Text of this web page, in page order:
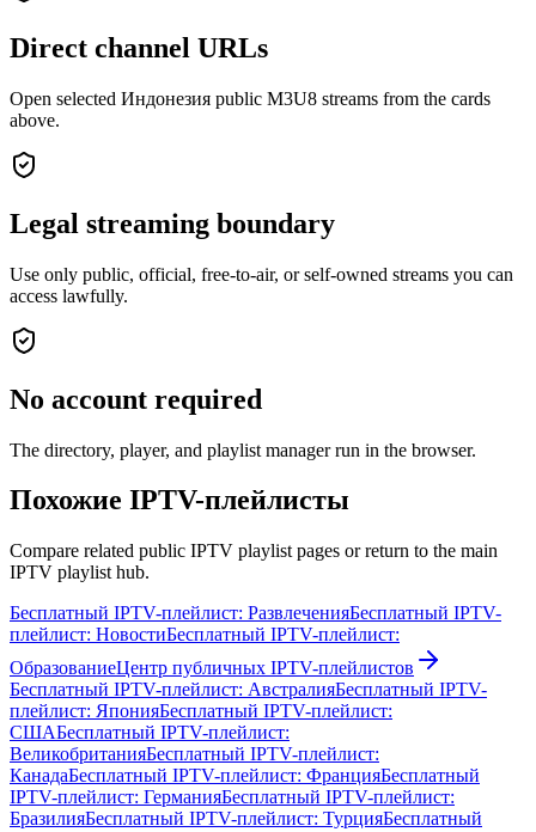
Direct channel URLs
Open selected Индонезия public M3U8 streams from the cards
above.
Legal streaming boundary
Use only public, official, free-to-air, or self-owned streams you can
access lawfully.
No account required
The directory, player, and playlist manager run in the browser.
Похожие IPTV-плейлисты
Compare related public IPTV playlist pages or return to the main
IPTV playlist hub.
Бесплатный IPTV-плейлист: РазвлеченияБесплатный IPTV-
плейлист: НовостиБесплатный IPTV-плейлист:
ОбразованиеЦентр публичных IPTV-плейлистов
Бесплатный IPTV-плейлист: АвстралияБесплатный IPTV-
плейлист: ЯпонияБесплатный IPTV-плейлист:
СШАБесплатный IPTV-плейлист:
ВеликобританияБесплатный IPTV-плейлист:
КанадаБесплатный IPTV-плейлист: ФранцияБесплатный
IPTV-плейлист: ГерманияБесплатный IPTV-плейлист:
БразилияБесплатный IPTV-плейлист: ТурцияБесплатный